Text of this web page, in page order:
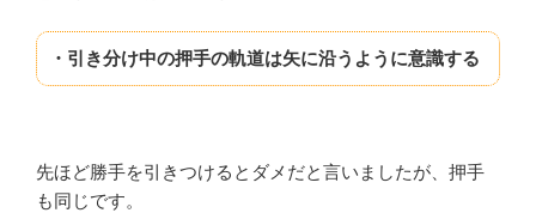
・引き分け中の押手の軌道は矢に沿うように意識する
先ほど勝手を引きつけるとダメだと言いましたが、押手
も同じです。